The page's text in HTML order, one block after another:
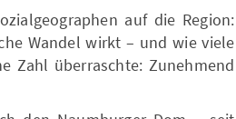
auf die Region:
Wandel wirkt – und wie viele
Zahl überraschte: Zunehmend